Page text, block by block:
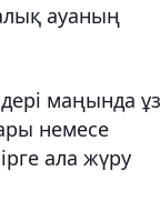
ауаның
маңында
немесе
ала жүру